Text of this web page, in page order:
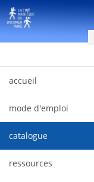
Saut au contenu
accueil
mode d'emploi
catalogue
ressources